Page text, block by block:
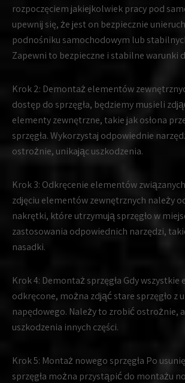
rozpoczęciem jakiejkolwiek pracy pod
upewnij się, że jest on bezpiecznie
podnośniku samochodowym lub
Zapewni to bezpieczne i stabilne warunki
Krok 2: Demontaż elementów
dostęp do sprzęgła, będziemy musieli
elementy zewnętrzne, takie jak osłona
sprzęgła. Wykorzystaj odpowiednie
ostrożnie, unikając uszkodzenia.
Krok 3: Odkręcenie elementów
zdjęciu elementów zewnętrznych należy
nakrętki, które utrzymują sprzęgło w
zastosowania odpowiednich narzędzi,
nasadki.
Krok 4: Demontaż sprzęgła Gdy wszystkie
odkręcone, można zdjąć stare sprzęgło z
napędowego. Należy to zrobić ostrożnie,
uszkodzenia innych części.
Krok 5: Montaż nowego sprzęgła Po
sprzęgła można przystąpić do montażu